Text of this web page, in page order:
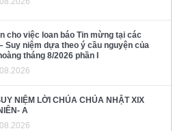
cho việc loan báo Tin mừng tại các
Suy niệm dựa theo ý cầu nguyện của
tháng 8/2026 phần I
NIỆM LỜI CHÚA CHÚA NHẬT XIX
A